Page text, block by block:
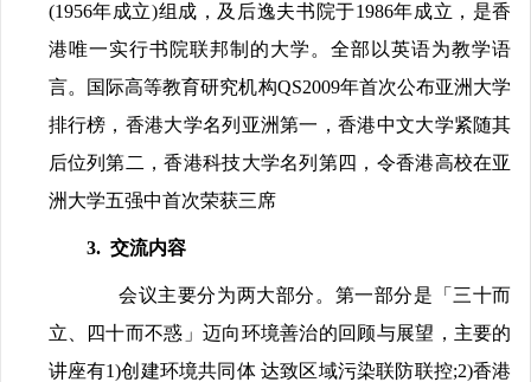
(1956年成立)组成，及后逸夫书院于1986年成立，是香
港唯一实行书院联邦制的大学。全部以英语为教学语
言。国际高等教育研究机构QS2009年首次公布亚洲大学
排行榜，香港大学名列亚洲第一，香港中文大学紧随其
后位列第二，香港科技大学名列第四，令香港高校在亚
洲大学五强中首次荣获三席
3. 交流内容
会议主要分为两大部分。第一部分是「三十而
立、四十而不惑」迈向环境善治的回顾与展望，主要的
讲座有1)创建环境共同体 达致区域污染联防联控;2)香港